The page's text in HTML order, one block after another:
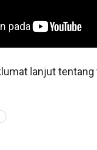
lanjut